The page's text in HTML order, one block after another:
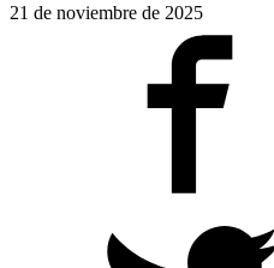
21 de noviembre de 2025